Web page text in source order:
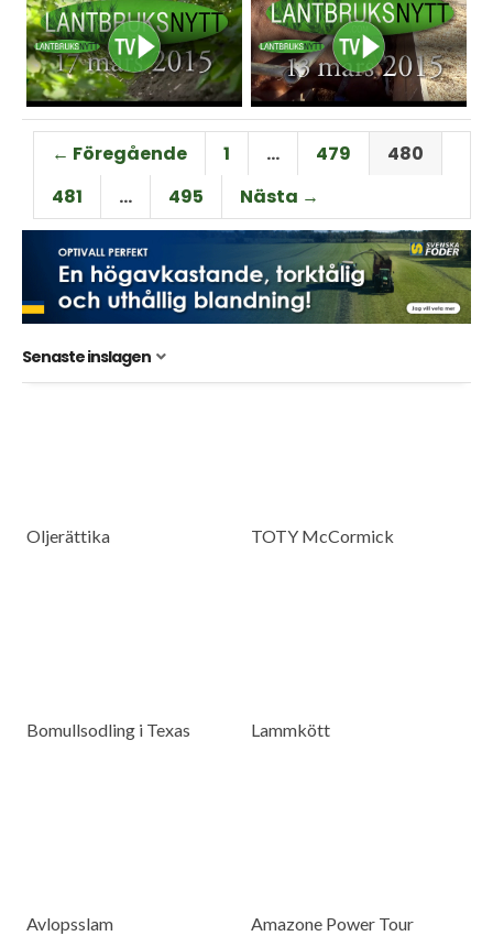
← Föregående 1 … 479
480
481
… 495 Nästa →
Senaste inslagen
Oljerättika TOTY McCormick
Bomullsodling i Texas Lammkött
Avlopsslam Amazone Power Tour